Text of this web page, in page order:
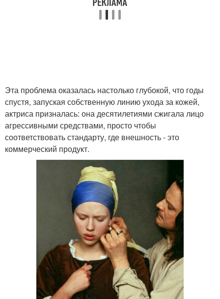
Эта проблема оказалась настолько глубокой, что годы
спустя, запуская собственную линию ухода за кожей,
актриса призналась: она десятилетиями сжигала лицо
агрессивными средствами, просто чтобы
соответствовать стандарту, где внешность - это
коммерческий продукт.